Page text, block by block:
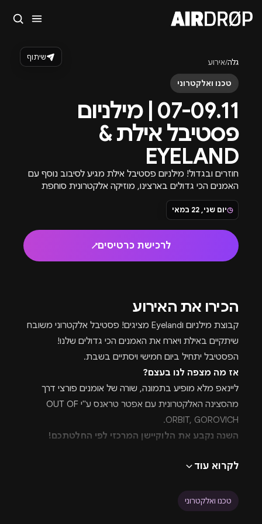
גלה/אירוע
טכנו ואלקטרוני
07-09.11 | מילניום
פסטיבל אילת &
EYELAND
חוזרים ובגדול! מילניום פסטיבל אילת מגיע לסיבוב נוסף עם
האמנים הכי גדולים בארצינו, מוזיקה אלקטרונית סוחפת
וחוויה של פעם בשנה.
◷יום שני, 22 במאי
לרכישת כרטיסים↗
שיתוף
הכירו את האירוע
קבוצת מילניום וEyeland מציגים! פסטיבל אלקטרוני משובח
שיתקיים באילת ויארח את האמנים הכי גדולים שלנו!
הפסטיבל יתחיל ביום חמישי ויסתיים בשבת.
אז מה מצפה לנו בעצם?
ליינאפ מלא מופיע בתמונה, שורה של אומנים פורצי דרך
מהסצינה האלקטרונית עם אפטר טראנס ע"י OUT OF
ORBIT, GOROVICH.
השנה נקבע את הלוקיישן המרכזי לפי החלטתכם!
הבליינים היקרים תקבעו היכן נערוך את המסיבות המרכזיות
במתחם הסלינה. השתתפתם בסקר של מילניום פסטיבל
לקרוא עוד
טכנו ואלקטרוני
סגור
פסטיבלים
טיפ: אפשר להקליד שם אומן, עיר, תאריך או שם חג.